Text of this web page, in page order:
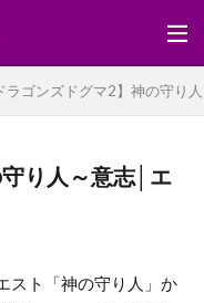
ラゴンズドグマ2】神の守り
守り人～意志│エ
スト「神の守り人」か